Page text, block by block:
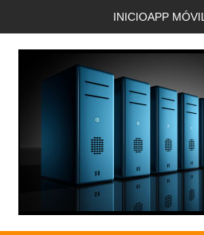
INICIOAPP MÓVIL